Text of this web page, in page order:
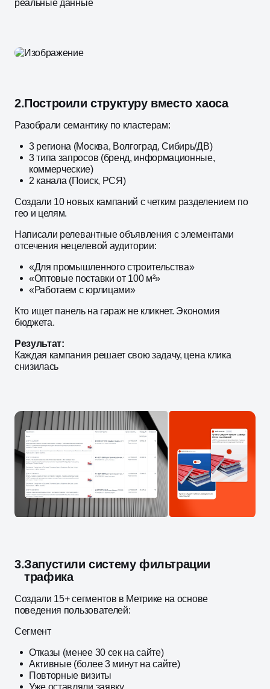
реальные данные
2.Построили структуру вместо хаоса
Разобрали семантику по кластерам:​
3 региона (Москва, Волгоград, Сибирь/ДВ)
3 типа запросов (бренд, информационные,
коммерческие)
2 канала (Поиск, РСЯ)
Создали 10 новых кампаний с четким разделением по
гео и целям.
Написали релевантные объявления с элементами
отсечения нецелевой аудитории:
«Для промышленного строительства»
«Оптовые поставки от 100 м²»
«Работаем с юрлицами»
Кто ищет панель на гараж не кликнет. Экономия
бюджета.
Результат:
Каждая кампания решает свою задачу, цена клика
снизилась
3.Запустили систему фильтрации
трафика
Создали 15+ сегментов в Метрике на основе
поведения пользователей:
Сегмент
Отказы (менее 30 сек на сайте)
Активные (более 3 минут на сайте)
Повторные визиты